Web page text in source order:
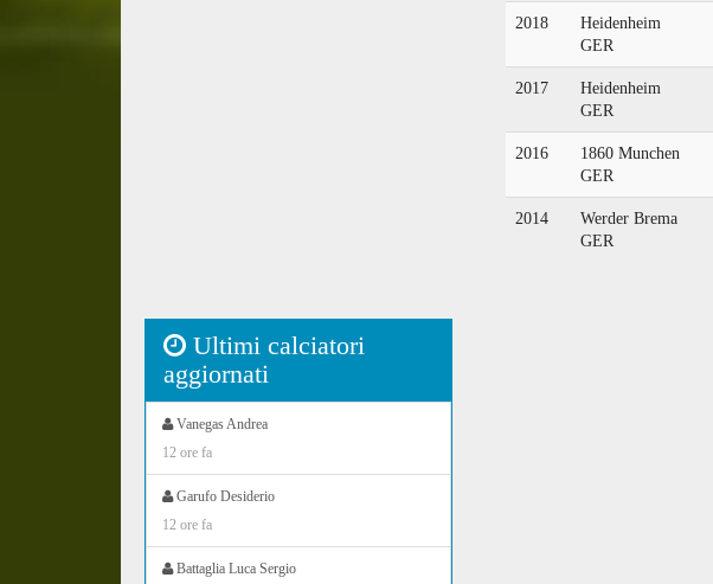
Ultimi calciatori
aggiornati
Vanegas Andrea
12 ore fa
Garufo Desiderio
12 ore fa
Battaglia Luca Sergio
2018
Heidenheim
GER
2017
Heidenheim
GER
2016
1860 Munchen
GER
2014
Werder Brema
GER